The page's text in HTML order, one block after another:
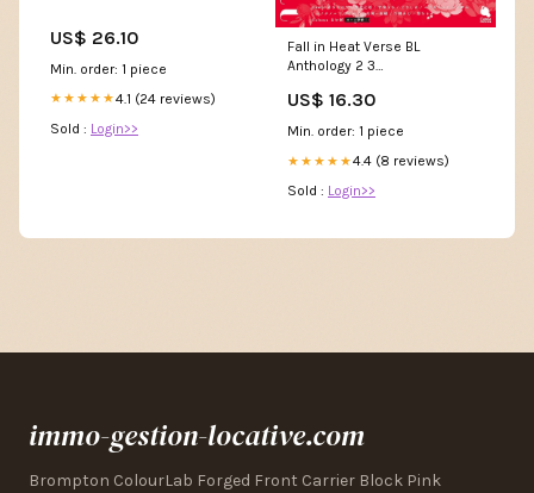
US$ 26.10
Min. order: 1 piece
★★★★★4.1 (24 reviews)
Sold : Login>>
Fall in Heat Verse BL
Anthology 2 3
US$ 16.30
Min. order: 1 piece
★★★★★4.4 (8 reviews)
Sold : Login>>
immo-gestion-locative.com
Brompton ColourLab Forged Front Carrier Block Pink